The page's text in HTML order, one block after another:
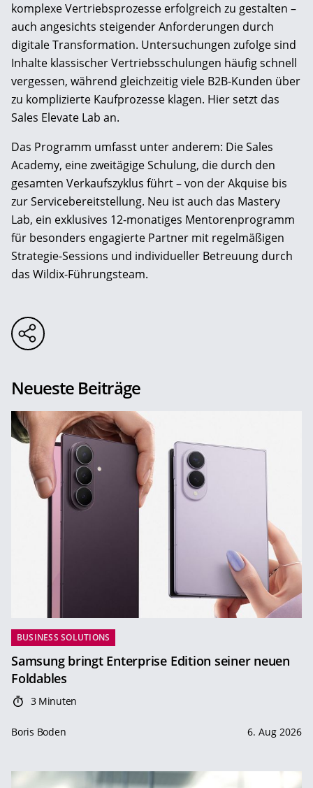
komplexe Vertriebsprozesse erfolgreich zu gestalten –
auch angesichts steigender Anforderungen durch
digitale Transformation. Untersuchungen zufolge sind
Inhalte klassischer Vertriebsschulungen häufig schnell
vergessen, während gleichzeitig viele B2B-Kunden über
zu komplizierte Kaufprozesse klagen. Hier setzt das
Sales Elevate Lab an.
Das Programm umfasst unter anderem: Die Sales
Academy, eine zweitägige Schulung, die durch den
gesamten Verkaufszyklus führt – von der Akquise bis
zur Servicebereitstellung. Neu ist auch das Mastery
Lab, ein exklusives 12-monatiges Mentorenprogramm
für besonders engagierte Partner mit regelmäßigen
Strategie-Sessions und individueller Betreuung durch
das Wildix-Führungsteam.
Neueste Beiträge
BUSINESS SOLUTIONS
Samsung bringt Enterprise Edition seiner neuen
Foldables
3 Minuten
Boris Boden 6. Aug 2026